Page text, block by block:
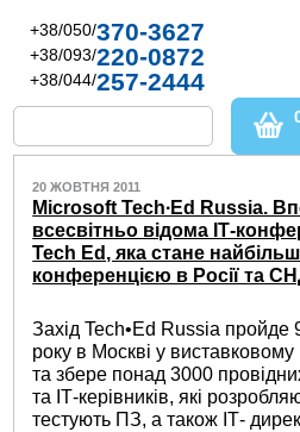
+38/050/370-3627
+38/093/220-0872
+38/044/257-2444
20 ЖОВТНЯ 2011
Microsoft Tech∙Ed Russia.
всесвітньо відома ІТ-
Tech Ed, яка стане
конференцією в Росії та
Захід Tech•Ed Russia пройде
року в Москві у
та збере понад 3000
та ІТ-керівників, які
тестують ПЗ, а також ІТ-